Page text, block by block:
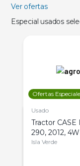
Ver ofertas
Especial usados
Ofertas
Usado
Tractor
290, 2012,
Isla Verde